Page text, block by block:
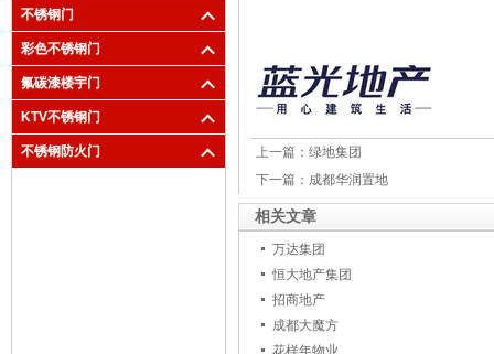
不锈钢门
彩色不锈钢门
氟碳漆楼宇门
KTV不锈钢门
不锈钢防火门 上一篇： 绿地集团
下一篇： 成都华润置地
相关文章
万达集团
恒大地产集团
招商地产
成都大魔方
花样年物业